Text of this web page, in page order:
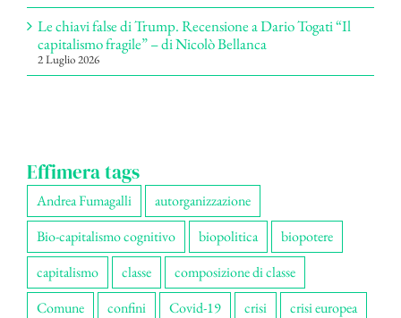
Le chiavi false di Trump. Recensione a Dario Togati “Il
capitalismo fragile” – di Nicolò Bellanca
2 Luglio 2026
Effimera tags
Andrea Fumagalli
autorganizzazione
Bio-capitalismo cognitivo
biopolitica
biopotere
capitalismo
classe
composizione di classe
Comune
confini Covid-19 crisi
crisi europea